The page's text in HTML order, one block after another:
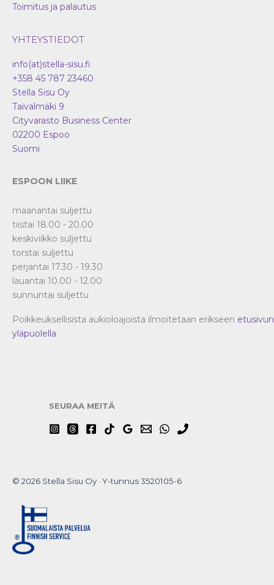
Toimitus ja palautus
YHTEYSTIEDOT
info(at)stella-sisu.fi
+358 45 787 23460
Stella Sisu Oy
Taivalmäki 9
Cityvarasto Business Center
02200 Espoo
Suomi
ESPOON LIIKE
maanantai suljettu
tiistai 18.00 - 20.00
keskiviikko suljettu
torstai suljettu
perjantai 17.30 - 19.30
lauantai 10.00 - 12.00
sunnuntai suljettu
Poikkeuksellisista aukioloajoista ilmoitetaan erikseen etusivun
yläpuolella.
SEURAA MEITÄ
© 2026 Stella Sisu Oy · Y-tunnus 3520105-6